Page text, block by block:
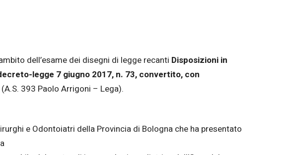
dell’esame dei disegni di legge recanti Disposizioni in
legge 7 giugno 2017, n. 73, convertito, con
(A.S. 393 Paolo Arrigoni – Lega).
e Odontoiatri della Provincia di Bologna che ha presentato